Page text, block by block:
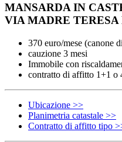
MANSARDA IN
VIA MADRE
370 euro/mese (canone
cauzione 3 mesi
Immobile con
contratto di affitto 1+1 o
Ubicazione >>
Planimetria catastale >>
Contratto di affitto tipo